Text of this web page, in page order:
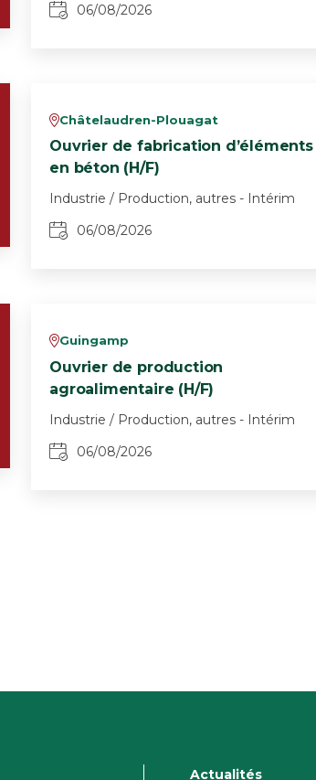
06/08/2026
vChâtelaudren-Plouagat
Ouvrier de fabrication d’éléments
en béton (H/F)
Industrie / Production, autres - Intérim
06/08/2026
vGuingamp
Ouvrier de production
agroalimentaire (H/F)
Industrie / Production, autres - Intérim
06/08/2026
Actualités